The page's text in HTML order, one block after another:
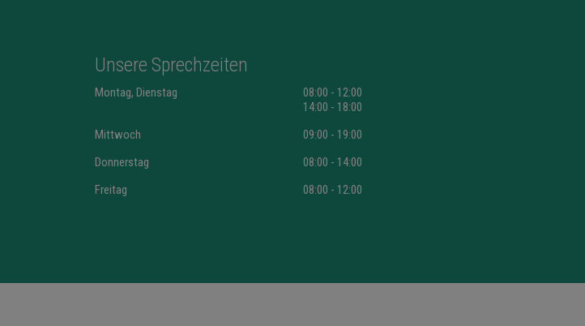
Unsere Sprechzeiten
Montag, Dienstag
08:00 - 12:00
14:00 - 18:00
Mittwoch
09:00 - 19:00
Donnerstag
08:00 - 14:00
Freitag
08:00 - 12:00